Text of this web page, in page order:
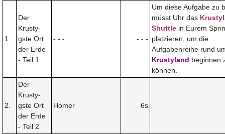
1.
Der
Krusty-
gste Ort
der Erde
- Teil 1
- - - - - -
Um diese Aufgabe zu
müsst Uhr das
Shuttle in Eurem
platzieren, um die
Aufgabenreihe rund
Krustyland beginnen
können.
2.
Der
Krusty-
gste Ort
der Erde
- Teil 2
Homer 6s